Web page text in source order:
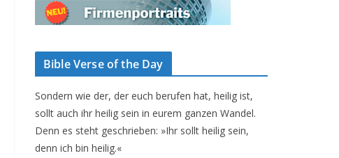
Bible Verse of the Day
Sondern wie der, der euch berufen hat, heilig ist,
sollt auch ihr heilig sein in eurem ganzen Wandel.
Denn es steht geschrieben: »Ihr sollt heilig sein,
denn ich bin heilig.«